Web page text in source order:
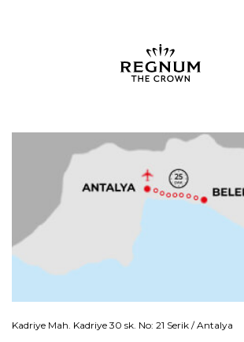
Kadriye Mah. Kadriye 30 sk. No: 21 Serik / Antalya